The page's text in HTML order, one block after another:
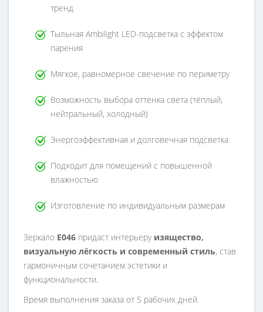
тренд
Тыльная Ambilight LED-подсветка с эффектом
парения
Мягкое, равномерное свечение по периметру
Возможность выбора оттенка света (тёплый,
нейтральный, холодный)
Энергоэффективная и долговечная подсветка
Подходит для помещений с повышенной
влажностью
Изготовление по индивидуальным размерам
Зеркало E046 придаст интерьеру изящество,
визуальную лёгкость и современный стиль, став
гармоничным сочетанием эстетики и
функциональности.
Время выполнения заказа от 5 рабочих дней.